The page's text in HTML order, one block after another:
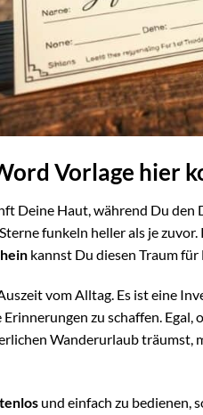
Vorlage hier
Deine Haut, während Du
funkeln heller als je
kannst Du diesen Traum
vom Alltag. Es ist eine
zu schaffen.
Wanderurlaub
und einfach zu bedienen,